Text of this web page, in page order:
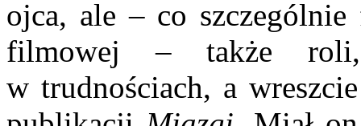
ojca, ale – co
filmowej – także roli,
w trudnościach, a